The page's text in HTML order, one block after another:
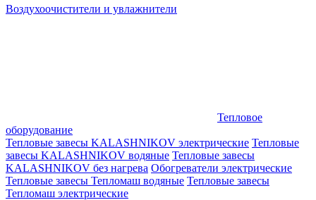
Воздухоочистители и увлажнители
Тепловое
оборудование
Тепловые завесы KALASHNIKOV электрические Тепловые
завесы KALASHNIKOV водяные Тепловые завесы
KALASHNIKOV без нагрева Обогреватели электрические
Тепловые завесы Тепломаш водяные Тепловые завесы
Тепломаш электрические